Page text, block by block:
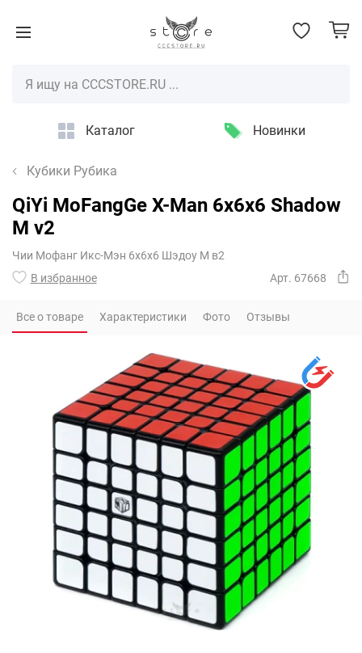
Каталог Новинки
Кубики Рубика
QiYi MoFangGe X-Man 6x6x6 Shadow
M v2
Чии Мофанг Икс-Мэн 6х6х6 Шэдоу М в2
В избранное
Арт. 67668
Все о товаре Характеристики Фото Отзывы